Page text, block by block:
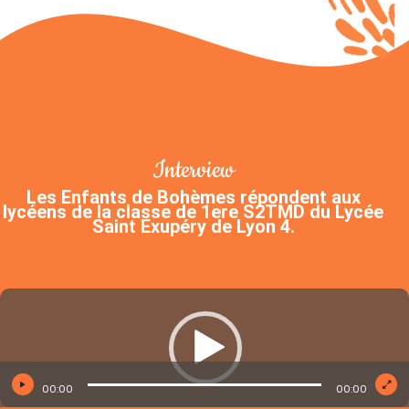
Interview
Les Enfants de Bohèmes répondent aux
lycéens de la classe de 1ere S2TMD du Lycée
Saint Exupéry de Lyon 4.
Lecteur
vidéo
00:00 00:00